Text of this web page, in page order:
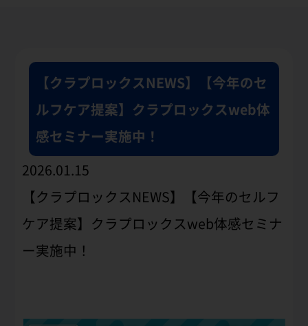
【クラプロックスNEWS】【今年のセ
ルフケア提案】クラプロックスweb体
感セミナー実施中！
2026.01.15
【クラプロックスNEWS】【今年のセルフ
ケア提案】クラプロックスweb体感セミナ
ー実施中！